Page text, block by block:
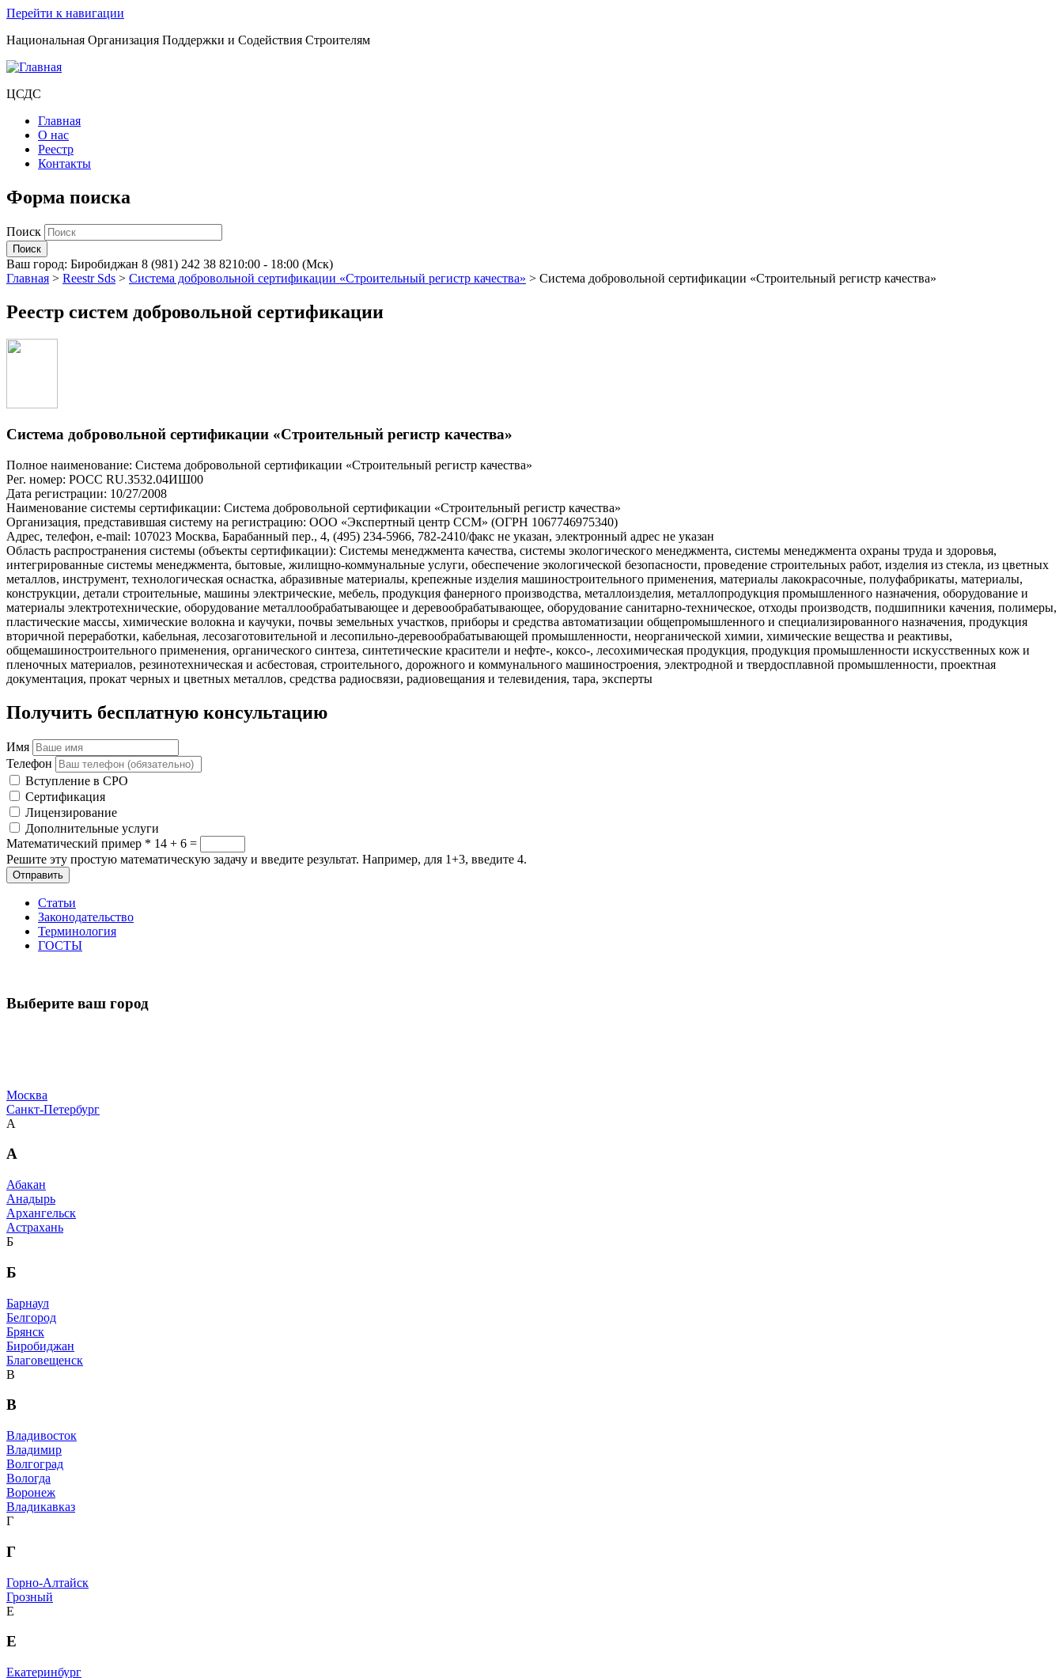
Перейти к навигации
Национальная Организация Поддержки и Содействия Строителям
ЦСДС
Главная
О нас
Реестр
Контакты
Форма поиска
Поиск
Ваш город: Биробиджан 8 (981) 242 38 8210:00 - 18:00 (Мск)
Главная > Reestr Sds > Система добровольной сертификации «Строительный регистр качества» > Система добровольной сертификации «Строительный регистр качества»
Реестр систем добровольной сертификации
Система добровольной сертификации «Строительный регистр качества»
Полное наименование: Система добровольной сертификации «Строительный регистр качества»
Рег. номер: РОСС RU.З532.04ИШ00
Дата регистрации: 10/27/2008
Наименование системы сертификации: Система добровольной сертификации «Строительный регистр качества»
Организация, представившая систему на регистрацию: ООО «Экспертный центр ССМ» (ОГРН 1067746975340)
Адрес, телефон, e-mail: 107023 Москва, Барабанный пер., 4, (495) 234-5966, 782-2410/факс не указан, электронный адрес не указан
Область распространения системы (объекты сертификации): Системы менеджмента качества, системы экологического менеджмента, системы менеджмента охраны труда и здоровья,
интегрированные системы менеджмента, бытовые, жилищно-коммунальные услуги, обеспечение экологической безопасности, проведение строительных работ, изделия из стекла, из цветных
металлов, инструмент, технологическая оснастка, абразивные материалы, крепежные изделия машиностроительного применения, материалы лакокрасочные, полуфабрикаты, материалы,
конструкции, детали строительные, машины электрические, мебель, продукция фанерного производства, металлоизделия, металлопродукция промышленного назначения, оборудование и
материалы электротехнические, оборудование металлообрабатывающее и деревообрабатывающее, оборудование санитарно-техническое, отходы производств, подшипники качения, полимеры,
пластические массы, химические волокна и каучуки, почвы земельных участков, приборы и средства автоматизации общепромышленного и специализированного назначения, продукция
вторичной переработки, кабельная, лесозаготовительной и лесопильно-деревообрабатывающей промышленности, неорганической химии, химические вещества и реактивы,
общемашиностроительного применения, органического синтеза, синтетические красители и нефте-, коксо-, лесохимическая продукция, продукция промышленности искусственных кож и
пленочных материалов, резинотехническая и асбестовая, строительного, дорожного и коммунального машиностроения, электродной и твердосплавной промышленности, проектная
документация, прокат черных и цветных металлов, средства радиосвязи, радиовещания и телевидения, тара, эксперты
Получить бесплатную консультацию
Имя
Телефон
Вступление в СРО
Сертификация
Лицензирование
Дополнительные услуги
Математический пример * 14 + 6 =
Решите эту простую математическую задачу и введите результат. Например, для 1+3, введите 4.
Отправить
Статьи
Законодательство
Терминология
ГОСТЫ
Выберите ваш город
Москва
Санкт-Петербург
А
А
Абакан
Анадырь
Архангельск
Астрахань
Б
Б
Барнаул
Белгород
Брянск
Биробиджан
Благовещенск
В
В
Владивосток
Владимир
Волгоград
Вологда
Воронеж
Владикавказ
Г
Г
Горно-Алтайск
Грозный
Е
Е
Екатеринбург